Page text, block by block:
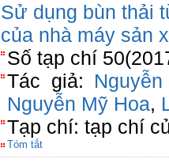
Sử dụng bùn thải
của nhà máy sản
Số tạp chí
Tác giả:
Nguyễn Mỹ Hoa,
Tạp chí: tạp chí
Tóm tắt